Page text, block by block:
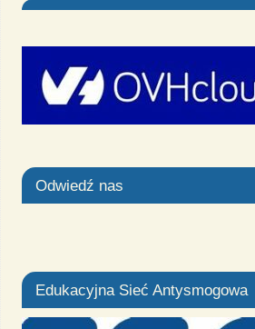
Odwiedź nas
Edukacyjna Sieć Antysmogowa